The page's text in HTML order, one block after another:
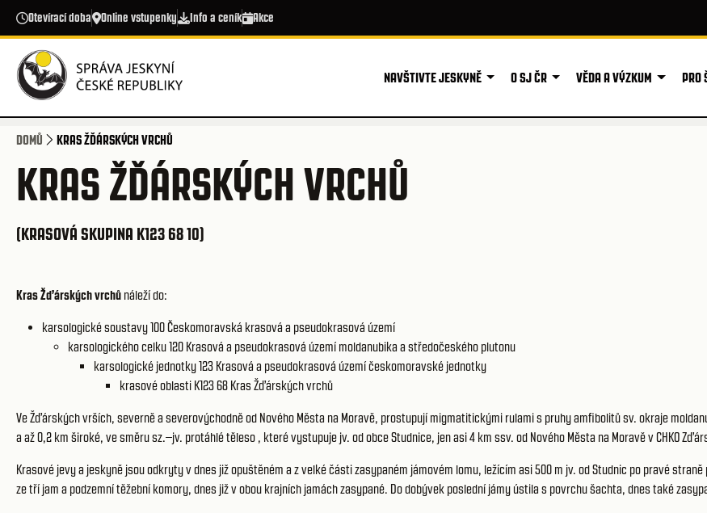
Přejít k hlavnímu obsahu
Otevírací doba Online vstupenky Info a ceník Akce
NAVŠTIVTE JESKYNĚ O SJ ČR VĚDA A VÝZKUM PRO
DOMŮ KRAS ŽĎÁRSKÝCH VRCHŮ
KRAS ŽĎÁRSKÝCH VRCHŮ
(KRASOVÁ SKUPINA K123 68 10)
Kras Žďárských vrchů náleží do:
karsologické soustavy 100Českomoravská krasová a pseudokrasová území
karsologického celku 120 Krasová a pseudokrasová území moldanubika a středočeského plutonu
karsologické jednotky 123 Krasová a pseudokrasová území českomoravské jednotky
krasové oblasti K123 68 Kras Žďárských vrchů
Ve Žďárských vrších, severně a severovýchodně od Nového Města na Moravě, prostupují migmatitickými rulami s pruhy amfibolitů sv. okraje
a až 0,2 km široké, ve směru sz.–jv. protáhlé těleso , které vystupuje jv. od obce Studnice, jen asi 4 km ssv. od Nového Města na Moravě v CHKO
Krasové jevy a jeskyně jsou odkryty v dnes již opuštěném a z velké části zasypaném jámovém lomu, ležícím asi 500 m jv. od Studnic po pravé
ze tří jam a podzemní těžební komory, dnes již v obou krajních jamách zasypané. Do dobývek poslední jámy ústila s povrchu šachta, dnes také